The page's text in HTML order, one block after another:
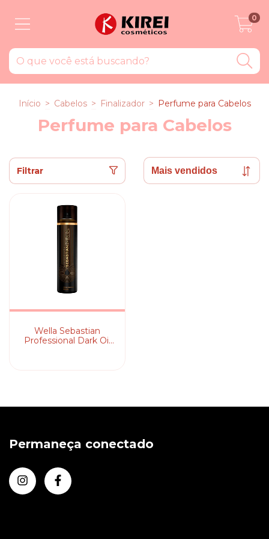
0
Início > Cabelos > Finalizador > Perfume para Cabelos
Perfume para Cabelos
Filtrar
Wella Sebastian
Professional Dark Oil
Permaneça conectado